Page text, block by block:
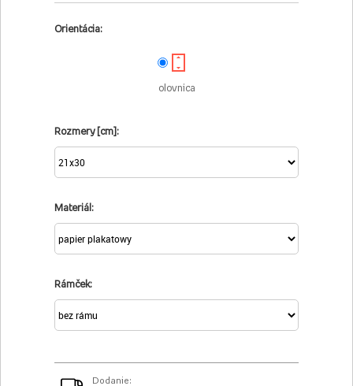
Orientácia:
olovnica
Rozmery [cm]:
Materiál:
Rámček:
Dodanie: